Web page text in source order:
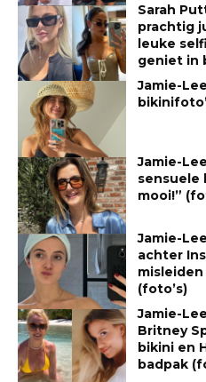
Sarah
prachtig
leuke
geniet in
Jamie-
Jamie-
sensuele
mooi!”
Jamie-
achter
(foto’s)
Jamie-
Britney
bikini en
badpak